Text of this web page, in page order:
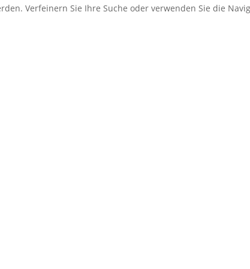
Verfeinern Sie Ihre Suche oder verwenden Sie die